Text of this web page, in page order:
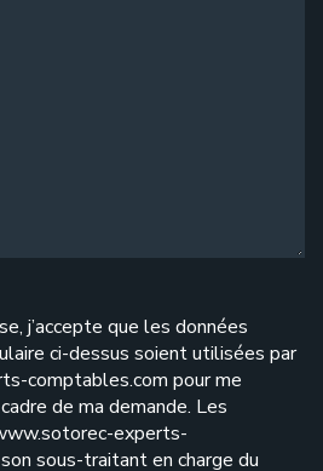
j’accepte que les données
ci-dessus soient utilisées par
comptables.com pour me
de ma demande. Les
experts-
sous-traitant en charge du